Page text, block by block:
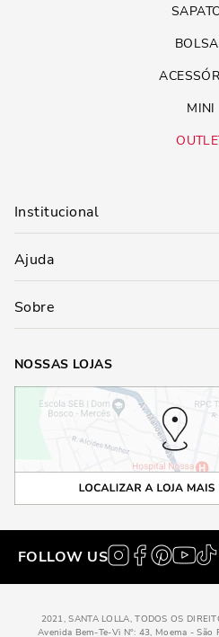
MINI
Institucional
Ajuda
Sobre
NOSSAS LOJAS
FOLLOW US
2021, SANTA LOLLA, TODOS OS
Avenida Bem-Te-Vi N°: 43, Moema - São